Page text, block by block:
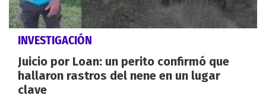
INVESTIGACIÓN
Juicio por Loan: un perito confirmó que
hallaron rastros del nene en un lugar
clave